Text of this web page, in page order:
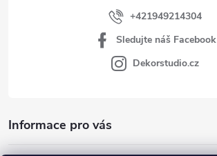
Informace pro vás
+421949214304
Sledujte náš Facebook
Dekorstudio.cz